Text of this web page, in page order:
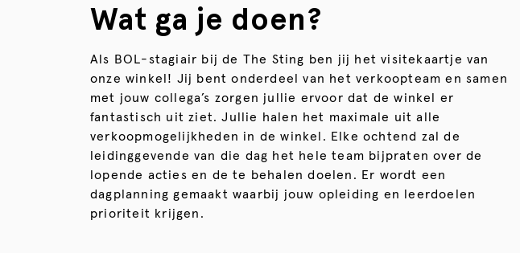
Wat ga je doen?
Als BOL-stagiair bij de The Sting ben jij het visitekaartje van
onze winkel! Jij bent onderdeel van het verkoopteam en samen
met jouw collega’s zorgen jullie ervoor dat de winkel er
fantastisch uit ziet. Jullie halen het maximale uit alle
verkoopmogelijkheden in de winkel. Elke ochtend zal de
leidinggevende van die dag het hele team bijpraten over de
lopende acties en de te behalen doelen. Er wordt een
dagplanning gemaakt waarbij jouw opleiding en leerdoelen
prioriteit krijgen.